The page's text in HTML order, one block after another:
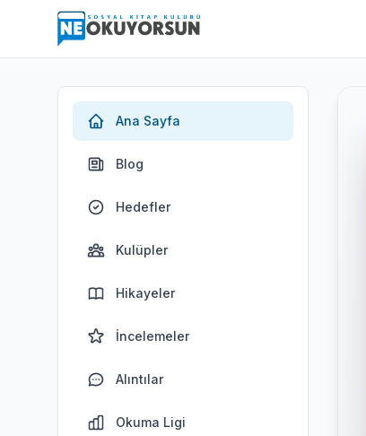
Ana Sayfa
Blog
Hedefler
Kulüpler
Hikayeler
İncelemeler
Alıntılar
Okuma Ligi